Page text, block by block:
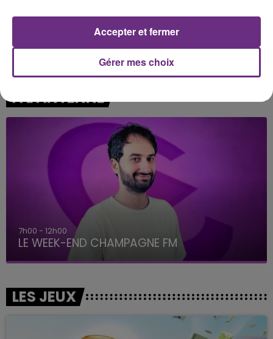
SEAL TEDDY SWIMS
A L'ANTENNE
16h00 - 20h00
LE WEEK-END CHAMPAGNE FM
LES JEUX
Gérer mes choix
Accepter et fermer